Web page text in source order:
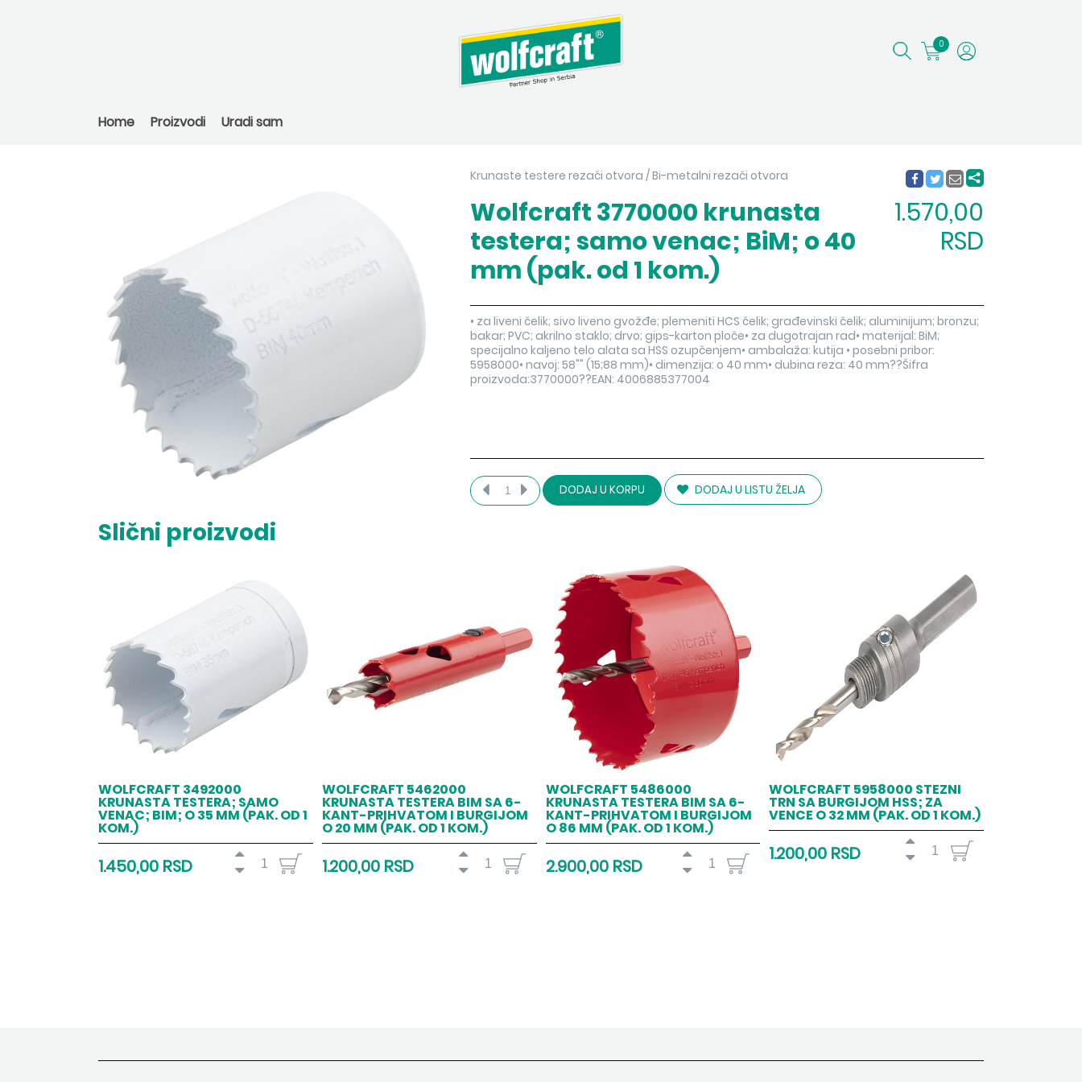
0
Home Proizvodi Uradi sam
Krunaste testere rezači otvora /Bi-metalni rezači otvora
Wolfcraft 3770000 krunasta
testera; samo venac; BiM; o 40
mm (pak. od 1 kom.)
1.570,00
RSD
• za liveni čelik; sivo liveno gvožđe; plemeniti HCS čelik; građevinski čelik; aluminijum; bronzu;
bakar; PVC; akrilno staklo; drvo; gips-karton ploče• za dugotrajan rad• materijal: BiM;
specijalno kaljeno telo alata sa HSS ozupčenjem• ambalaža: kutija • posebni pribor:
5958000• navoj: 58"" (15;88 mm)• dimenzija: o 40 mm• dubina reza: 40 mm??Šifra
proizvoda:3770000??EAN: 4006885377004
DODAJ U KORPU DODAJ U LISTU ŽELJA
Slični proizvodi
WOLFCRAFT 3492000
KRUNASTA TESTERA; SAMO
VENAC; BIM; O 35 MM (PAK. OD 1
KOM.)
1.450,00 RSD
WOLFCRAFT 5462000
KRUNASTA TESTERA BIM SA 6-
KANT-PRIHVATOM I BURGIJOM
O 20 MM (PAK. OD 1 KOM.)
1.200,00 RSD
WOLFCRAFT 5486000
KRUNASTA TESTERA BIM SA 6-
KANT-PRIHVATOM I BURGIJOM
O 86 MM (PAK. OD 1 KOM.)
2.900,00 RSD
WOLFCRAFT 5958000 STEZNI
TRN SA BURGIJOM HSS; ZA
VENCE O 32 MM (PAK. OD 1 KOM.)
1.200,00 RSD